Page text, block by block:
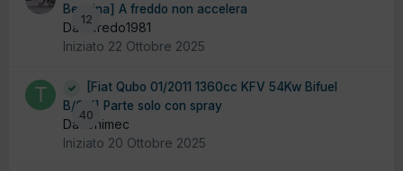
12
Benzina] A freddo non accelera
Da alfredo1981
Iniziato 22 Ottobre 2025
40
[Fiat Qubo 01/2011 1360cc KFV 54Kw Bifuel
B/Gpl] Parte solo con spray
Da tonimec
Iniziato 20 Ottobre 2025